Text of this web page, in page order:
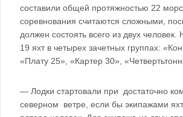
составили общей протяжностью 22
соревнования считаются сложными,
должен состоять всего из двух
19 яхт в четырех зачетных группах:
«Плату 25», «Картер 30»,
— Лодки стартовали при достаточно
северном ветре, если бы экипажами